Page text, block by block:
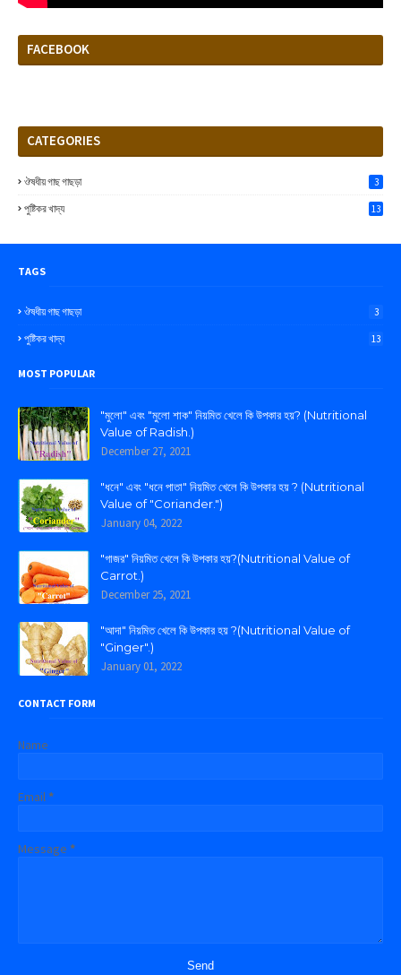
FACEBOOK
CATEGORIES
ঔষধীয় গাছ গাছড়া 3
পুষ্টিকর খাদ্য 13
TAGS
ঔষধীয় গাছ গাছড়া 3
পুষ্টিকর খাদ্য 13
MOST POPULAR
"মুলো" এবং "মুলো শাক" নিয়মিত খেলে কি উপকার হয়? (Nutritional
Value of Radish.)
December 27, 2021
"ধনে" এবং "ধনে পাতা" নিয়মিত খেলে কি উপকার হয় ? (Nutritional
Value of "Coriander.")
January 04, 2022
"গাজর" নিয়মিত খেলে কি উপকার হয়?(Nutritional Value of
Carrot.)
December 25, 2021
"আদা" নিয়মিত খেলে কি উপকার হয় ?(Nutritional Value of
"Ginger".)
January 01, 2022
CONTACT FORM
Name
Email *
Message *